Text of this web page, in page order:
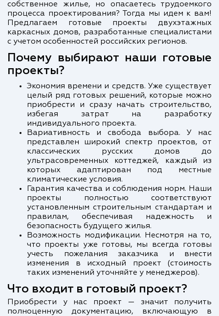
собственное жилье, но опасаетесь трудоемкого
процесса проектирования? Тогда мы идем к вам!
Предлагаем готовые проекты двухэтажных
каркасных домов, разработанные специалистами
с учетом особенностей российских регионов.
Почему выбирают наши готовые
проекты?
Экономия времени и средств. Уже существует
целый ряд готовых решений, которые можно
приобрести и сразу начать строительство,
избегая затрат на разработку
индивидуального проекта.
Вариативность и свобода выбора. У нас
представлен широкий спектр проектов, от
классических русских домов до
ультрасовременных коттеджей, каждый из
которых адаптирован под местные
климатические условия.
Гарантия качества и соблюдения норм. Наши
проекты полностью соответствуют
установленным строительным стандартам и
правилам, обеспечивая надежность и
безопасность будущего жилья.
Возможность модификации. Несмотря на то,
что проекты уже готовы, мы всегда готовы
учесть пожелания заказчика и внести
изменения в исходный проект (стоимость
таких изменений уточняйте у менеджеров).
Что входит в готовый проект?
Приобрести у нас проект — значит получить
полноценную документацию, включающую в